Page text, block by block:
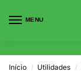
MENU
Início / Utilidades /